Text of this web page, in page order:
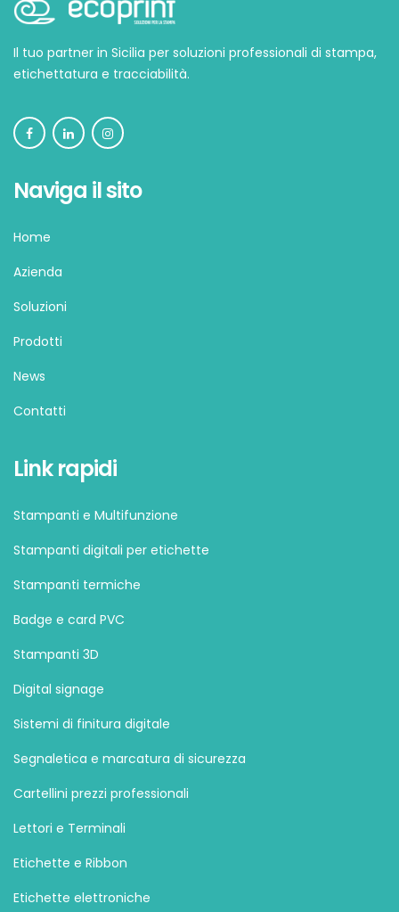
Il tuo partner in Sicilia per soluzioni professionali di stampa,
etichettatura e tracciabilità.
Naviga il sito
Home
Azienda
Soluzioni
Prodotti
News
Contatti
Link rapidi
Stampanti e Multifunzione
Stampanti digitali per etichette
Stampanti termiche
Badge e card PVC
Stampanti 3D
Digital signage
Sistemi di finitura digitale
Segnaletica e marcatura di sicurezza
Cartellini prezzi professionali
Lettori e Terminali
Etichette e Ribbon
Etichette elettroniche